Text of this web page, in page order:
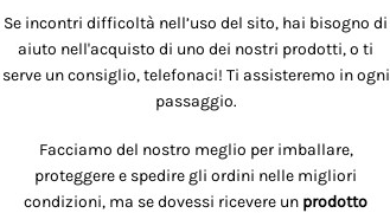
Se incontri difficoltà nell’uso del sito, hai bisogno di
aiuto nell'acquisto di uno dei nostri prodotti, o ti
serve un consiglio, telefonaci! Ti assisteremo in ogni
passaggio.
Facciamo del nostro meglio per imballare,
proteggere e spedire gli ordini nelle migliori
condizioni, ma se dovessi ricevere un prodotto